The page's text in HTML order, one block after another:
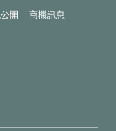
開
商機訊息